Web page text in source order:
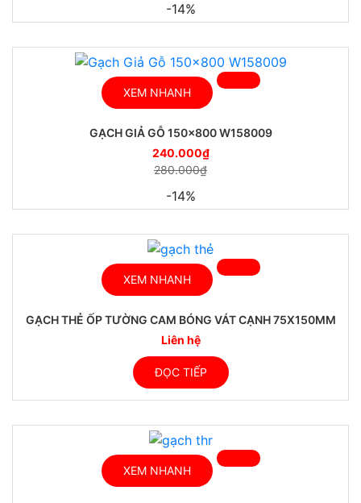
-14%
XEM NHANH
GẠCH GIẢ GỖ 150×800 W158009
240.000₫
280.000₫
-14%
XEM NHANH
GẠCH THẺ ỐP TƯỜNG CAM BÓNG VÁT CẠNH 75X150MM
Liên hệ
ĐỌC TIẾP
XEM NHANH